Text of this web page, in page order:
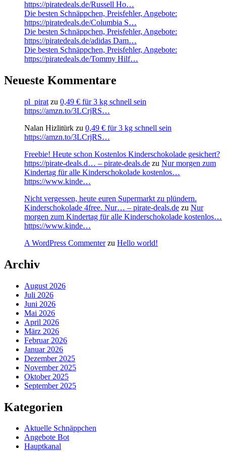
https://piratedeals.de/Russell Ho…
Die besten Schnäppchen, Preisfehler, Angebote:
https://piratedeals.de/Columbia S…
Die besten Schnäppchen, Preisfehler, Angebote:
https://piratedeals.de/adidas Dam…
Die besten Schnäppchen, Preisfehler, Angebote:
https://piratedeals.de/Tommy Hilf…
Neueste Kommentare
pl_pirat zu 0,49 € für 3 kg schnell sein
https://amzn.to/3LCrjRS…
Nalan Hizlitürk zu 0,49 € für 3 kg schnell sein
https://amzn.to/3LCrjRS…
Freebie! Heute schon Kostenlos Kinderschokolade gesichert?
https://pirate-deals.d… – pirate-deals.de zu Nur morgen zum
Kindertag für alle Kinderschokolade kostenlos…
https://www.kinde…
Nicht vergessen, heute euren Supermarkt zu plündern.
Kinderschokolade 4free. Nur… – pirate-deals.de zu Nur
morgen zum Kindertag für alle Kinderschokolade kostenlos…
https://www.kinde…
A WordPress Commenterzu Hello world!
Archiv
August 2026
Juli 2026
Juni 2026
Mai 2026
April 2026
März 2026
Februar 2026
Januar 2026
Dezember 2025
November 2025
Oktober 2025
September 2025
Kategorien
Aktuelle Schnäppchen
Angebote Bot
Hauptkanal